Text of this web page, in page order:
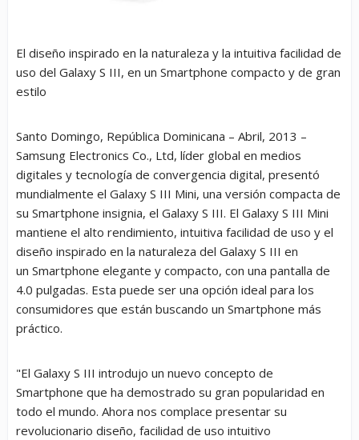
El diseño inspirado en la naturaleza y la intuitiva facilidad de
uso del Galaxy S III, en un Smartphone compacto y de gran
estilo
Santo Domingo, República Dominicana – Abril, 2013 –
Samsung Electronics Co., Ltd, líder global en medios
digitales y tecnología de convergencia digital, presentó
mundialmente el Galaxy S III Mini, una versión compacta de
su Smartphone insignia, el Galaxy S III. El Galaxy S III Mini
mantiene el alto rendimiento, intuitiva facilidad de uso y el
diseño inspirado en la naturaleza del Galaxy S III en
un Smartphone elegante y compacto, con una pantalla de
4.0 pulgadas. Esta puede ser una opción ideal para los
consumidores que están buscando un Smartphone más
práctico.
"El Galaxy S III introdujo un nuevo concepto de
Smartphone que ha demostrado su gran popularidad en
todo el mundo. Ahora nos complace presentar su
revolucionario diseño, facilidad de uso intuitivo